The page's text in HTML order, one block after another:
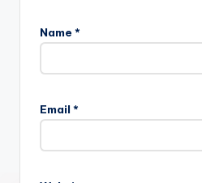
Name *
Email *